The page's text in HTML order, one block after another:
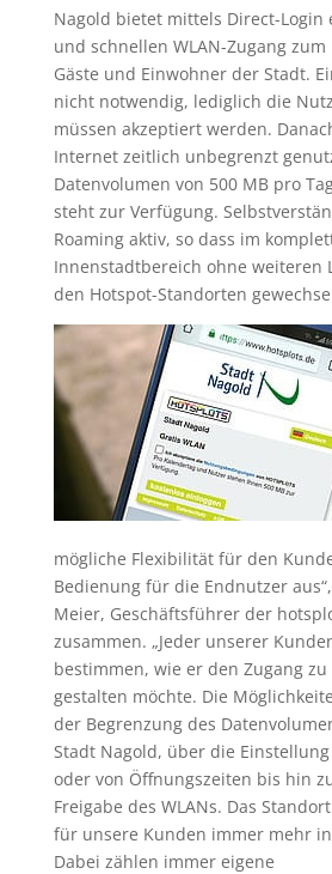
Nagold bietet mittels Direct-Login
und schnellen WLAN-Zugang
Gäste und Einwohner der Stadt.
nicht notwendig, lediglich die
müssen akzeptiert werden.
Internet zeitlich unbegrenzt
Datenvolumen von 500 MB pro
steht zur Verfügung.
Roaming aktiv, so dass im
Innenstadtbereich ohne weiteren
den Hotspot-Standorten
mögliche Flexibilität für den
Bedienung für die Endnutzer
Meier, Geschäftsführer der
zusammen. „Jeder unserer
bestimmen, wie er den Zugang
gestalten möchte. Die
der Begrenzung des
Stadt Nagold, über die
oder von Öffnungszeiten bis hin
Freigabe des WLANs. Das
für unsere Kunden immer mehr
Dabei zählen immer eigene